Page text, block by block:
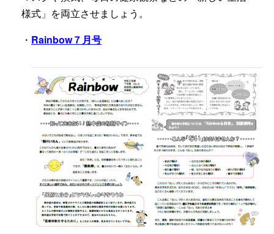
様式」を両立させましょう。
・ Rainbow７月号